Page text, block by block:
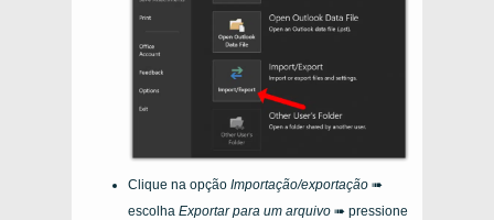
Clique na opção Importação/exportação ➠
escolha Exportar para um arquivo ➠ pressione